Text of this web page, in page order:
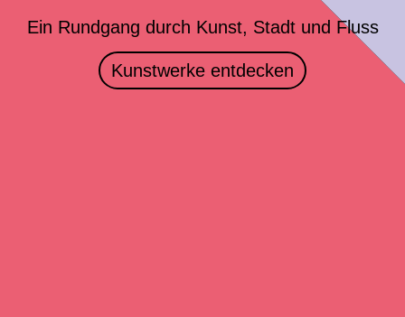
Ein Rundgang durch Kunst, Stadt und Fluss
Kunstwerke entdecken